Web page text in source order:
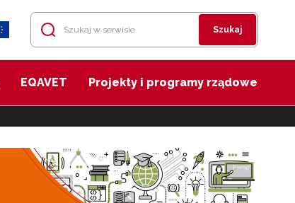
Szukaj
EQAVET Projekty i programy rządowe